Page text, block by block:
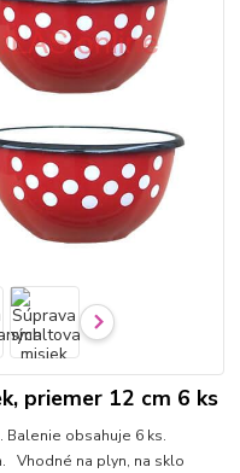
priemer 12 cm 6 ks
Balenie obsahuje 6 ks.
Vhodné na plyn, na sklo